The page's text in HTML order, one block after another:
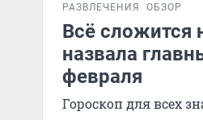
РАЗВЛЕЧЕНИЯ ОБЗОР
Всё сложится
назвала
февраля
Гороскоп для всех